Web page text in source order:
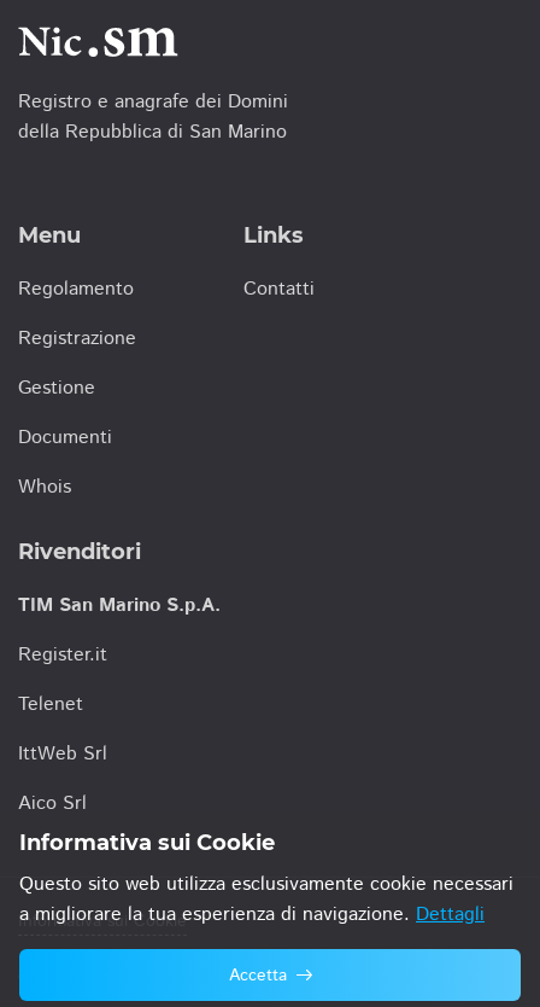
Registro e anagrafe dei Domini
della Repubblica di San Marino
Menu
Regolamento
Registrazione
Gestione
Documenti
Whois
Links
Contatti
Rivenditori
TIM San Marino S.p.A.
Register.it
Telenet
IttWeb Srl
Aico Srl
Informativa sui Cookie
© 2021 TIM San Marino S.p.A.
Informativa sui Cookie
Questo sito web utilizza esclusivamente cookie necessari
a migliorare la tua esperienza di navigazione. Dettagli
Accetta